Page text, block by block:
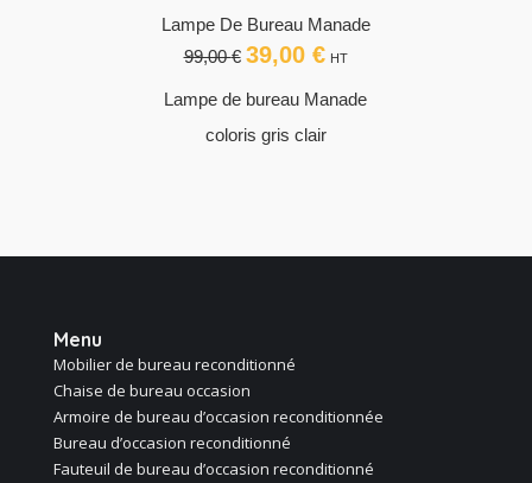
Lampe De Bureau Manade
99,00€ Le
initial
était :
99,00 €.
39,00 €Le
actuel
39,00 €.
HT
Lampe de bureau Manade
coloris gris clair
Menu
Mobilier de bureau reconditionné
Chaise de bureau occasion
Armoire de bureau d’occasion reconditionnée
Bureau d’occasion reconditionné
Fauteuil de bureau d’occasion reconditionné